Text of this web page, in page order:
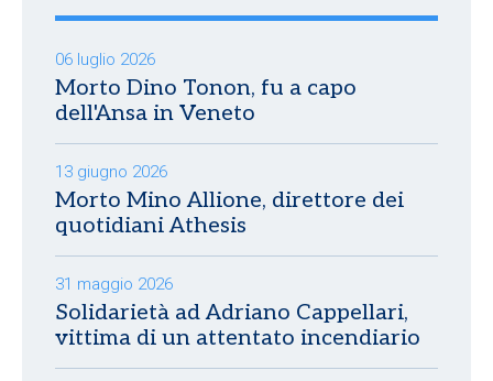
06 luglio 2026
Morto Dino Tonon, fu a capo
dell'Ansa in Veneto
13 giugno 2026
Morto Mino Allione, direttore dei
quotidiani Athesis
31 maggio 2026
Solidarietà ad Adriano Cappellari,
vittima di un attentato incendiario